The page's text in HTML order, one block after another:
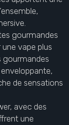
gourmandes
vape plus
gourmandes
de sensations
avec des
une